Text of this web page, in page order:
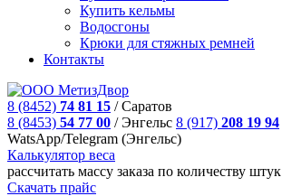
Купить кельмы
Водосгоны
Крюки для стяжных ремней
Контакты
8 (8452) 74 81 15 /Саратов
8 (8453) 54 77 00 /Энгельс 8 (917) 208 19 94
WatsApp/Telegram (Энгельс)
Калькулятор веса
рассчитать массу заказа по количеству штук
Скачать прайс